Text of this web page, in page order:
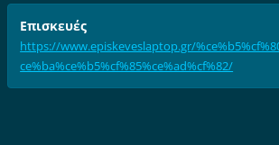
Επισκευές
https://www.episkeveslaptop.gr/
ce%ba%ce%b5%cf%85%ce%ad%cf%82/